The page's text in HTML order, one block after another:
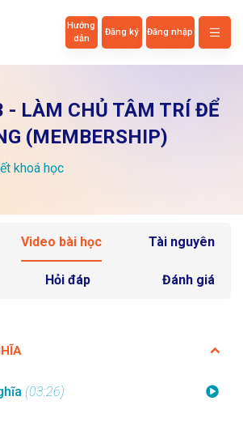
Hướng
dẫn
Đăng ký Đăng nhập
- LÀM CHỦ TÂM TRÍ ĐỂ
(MEMBERSHIP)
khoá học
Video bài học Tài nguyên
Hỏi đáp Đánh giá
(03:26)